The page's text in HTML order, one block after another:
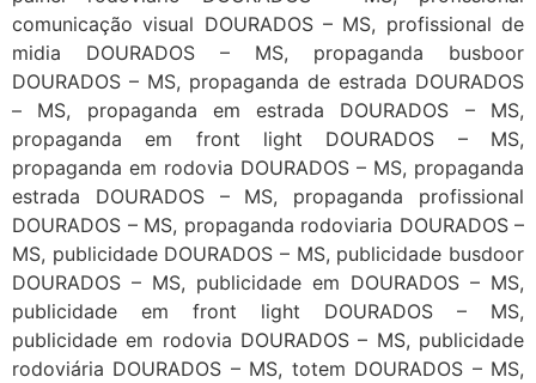
comunicação visual DOURADOS – MS, profissional de
midia DOURADOS – MS, propaganda busboor
DOURADOS – MS, propaganda de estrada DOURADOS
– MS, propaganda em estrada DOURADOS – MS,
propaganda em front light DOURADOS – MS,
propaganda em rodovia DOURADOS – MS, propaganda
estrada DOURADOS – MS, propaganda profissional
DOURADOS – MS, propaganda rodoviaria DOURADOS –
MS, publicidade DOURADOS – MS, publicidade busdoor
DOURADOS – MS, publicidade em DOURADOS – MS,
publicidade em front light DOURADOS – MS,
publicidade em rodovia DOURADOS – MS, publicidade
rodoviária DOURADOS – MS, totem DOURADOS – MS,